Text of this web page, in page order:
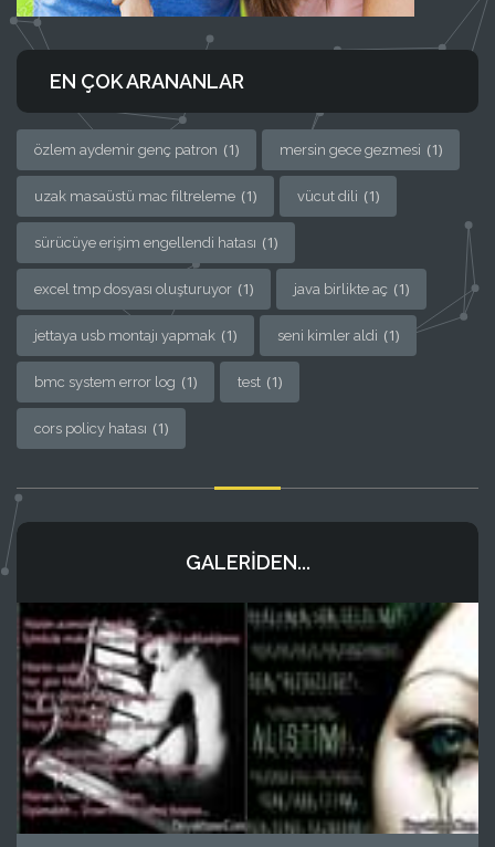
EN ÇOK ARANANLAR
özlem aydemir genç patron (1) mersin gece gezmesi (1)
uzak masaüstü mac filtreleme (1) vücut dili (1)
sürücüye erişim engellendi hatası (1)
excel tmp dosyası oluşturuyor (1) java birlikte aç (1)
jettaya usb montajı yapmak (1) seni kimler aldi (1)
bmc system error log (1) test (1)
cors policy hatası (1)
GALERIDEN...